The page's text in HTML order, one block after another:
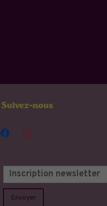
Suivez-nous
facebookinstagram